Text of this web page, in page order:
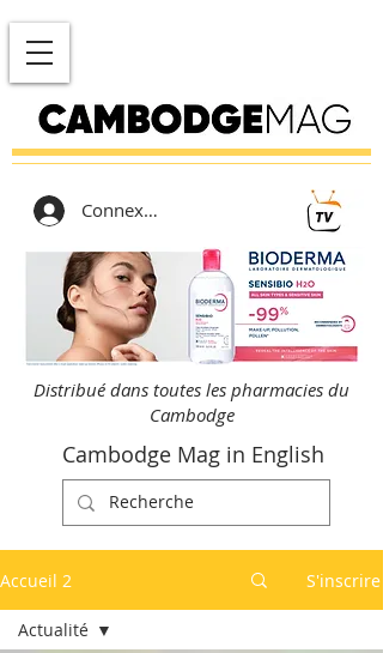
Connexion
Distribué dans toutes les pharmacies du
Cambodge
Cambodge Mag in English
Accueil 2 S'inscrire
Actualité